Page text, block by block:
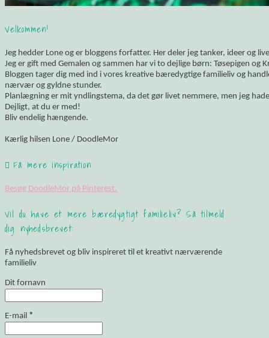
Velkommen!
Jeg hedder Lone og er bloggens forfatter. Her deler jeg tanker, ideer og
Jeg er gift med Gemalen og sammen har vi to dejlige børn: Tøsepigen og
Bloggen tager dig med ind i vores kreative bæredygtige familieliv og
nærvær og gyldne stunder.
Planlægning er mit yndlingstema, da det gør livet nemmere, men jeg
Dejligt, at du er med!
Bliv endelig hængende.
Kærlig hilsen Lone / DoodleMor
Få mere inspiration
Besøg DoodleMor på Pinterest.
Vil du have et mere bæredygtigt familieliv? Så tilmeld
dig nyhedsbrevet:
Få nyhedsbrevet og bliv inspireret til et kreativt nærværende
familieliv
Dit fornavn
E-mail *